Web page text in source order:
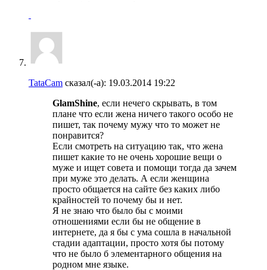
TataCam сказал(-а): 19.03.2014 19:22
GlamShine, если нечего скрывать, в том
плане что если жена ничего такого особо не
пишет, так почему мужу что то может не
понравится?
Если смотреть на ситуацию так, что жена
пишет какие то не очень хорошие вещи о
муже и ищет совета и помощи тогда да зачем
при муже это делать. А если женщина
просто общается на сайте без каких либо
крайностей то почему бы и нет.
Я не знаю что было бы с моими
отношениями если бы не общение в
интернете, да я бы с ума сошла в начальной
стадии адаптации, просто хотя бы потому
что не было б элементарного общения на
родном мне языке.